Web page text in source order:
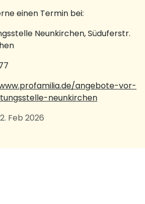
einen Termin bei:
Neunkirchen, Süduferstr.
angebote-vor-
neunkirchen
Feb 2026